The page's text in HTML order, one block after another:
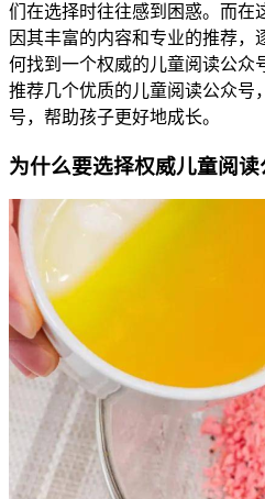
们在选择时往往感到困惑。而在
因其丰富的内容和专业的推荐，
何找到一个权威的儿童阅读公众
推荐几个优质的儿童阅读公众号
号，帮助孩子更好地成长。
为什么要选择权威儿童阅读